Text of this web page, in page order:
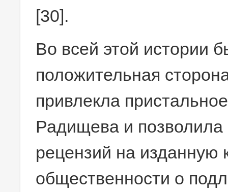
[30].
Во всей этой истории
положительная
привлекла
Радищева и позволила
рецензий на изданную
общественности о